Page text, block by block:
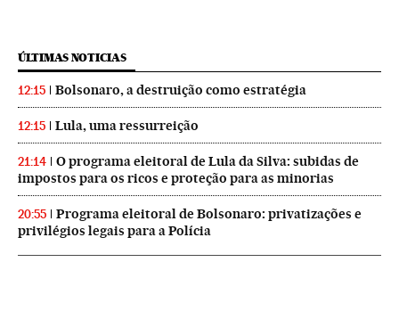
ÚLTIMAS NOTICIAS
12:15 Bolsonaro, a destruição como estratégia
12:15 Lula, uma ressurreição
21:14
O programa eleitoral de Lula da Silva: subidas de
impostos para os ricos e proteção para as minorias
20:55
Programa eleitoral de Bolsonaro: privatizações e
privilégios legais para a Polícia